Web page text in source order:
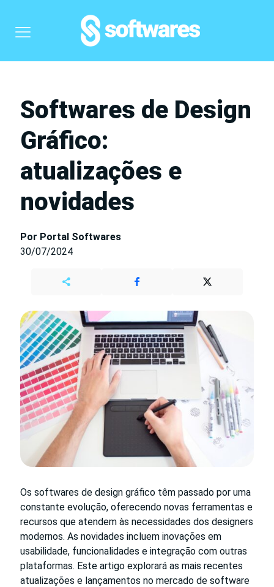
Softwares de Design
Gráfico:
atualizações e
novidades
Por Portal Softwares
30/07/2024
Os softwares de design gráfico têm passado por uma
constante evolução, oferecendo novas ferramentas e
recursos que atendem às necessidades dos designers
modernos. As novidades incluem inovações em
usabilidade, funcionalidades e integração com outras
plataformas. Este artigo explorará as mais recentes
atualizações e lançamentos no mercado de software